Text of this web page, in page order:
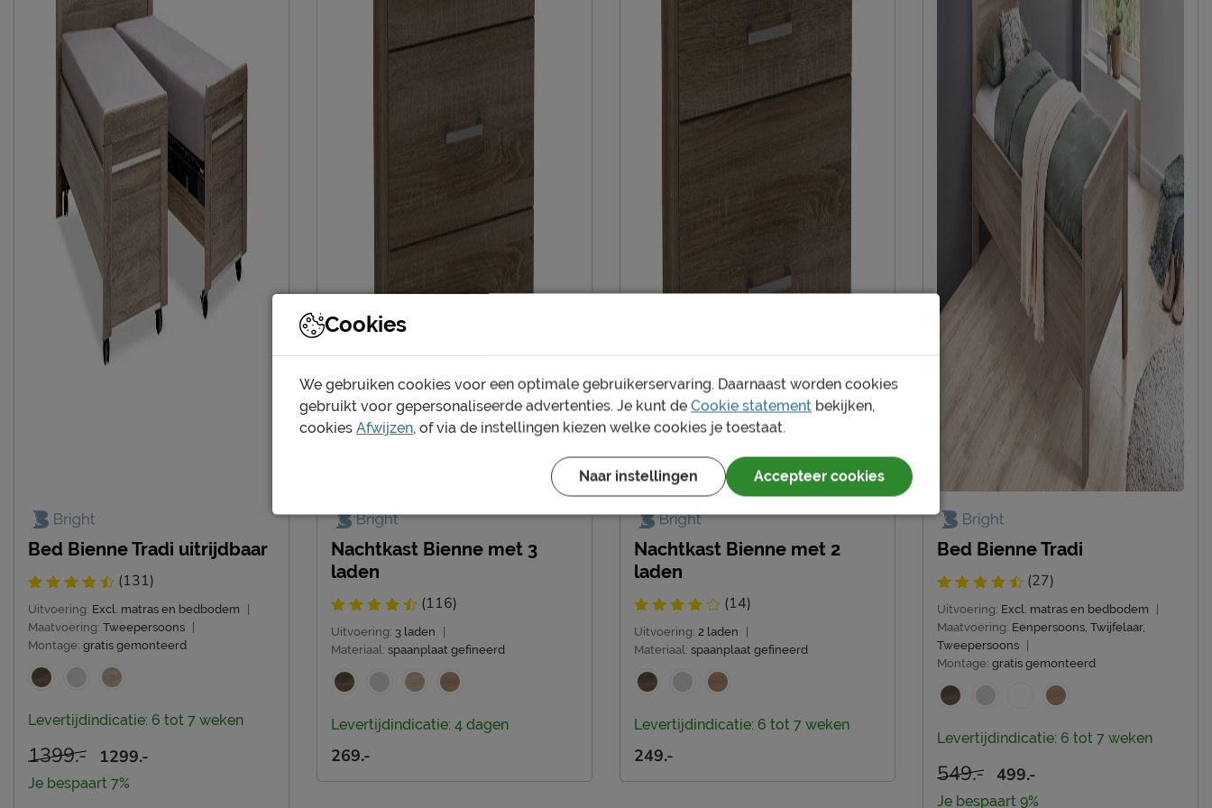
Bed Bienne Tradi uitrijdbaar
(131)
Uitvoering: Excl. matras en bedbodem
Maatvoering: Tweepersoons
Montage: gratis gemonteerd
Levertijdindicatie: 6 tot 7 weken
1399.- 1299.-
Je bespaart 7%
Nachtkast Bienne met 3
laden
(116)
Uitvoering: 3 laden
Materiaal: spaanplaat gefineerd
Levertijdindicatie: 4 dagen
269.-
Nachtkast Bienne met 2
laden
(14)
Uitvoering: 2 laden
Materiaal: spaanplaat gefineerd
Levertijdindicatie: 6 tot 7 weken
249.-
Bed Bienne Tradi
(27)
Uitvoering: Excl. matras en bedbodem
Maatvoering: Eenpersoons, Twijfelaar,
Tweepersoons
Montage: gratis gemonteerd
Levertijdindicatie: 6 tot 7 weken
549.- 499.-
Je bespaart 9%
Cookies
We gebruiken cookies voor een optimale gebruikerservaring. Daarnaast worden cookies
gebruikt voor gepersonaliseerde advertenties. Je kunt de Cookie statement bekijken,
cookies Afwijzen, of via de instellingen kiezen welke cookies je toestaat.
Naar instellingen Accepteer cookies